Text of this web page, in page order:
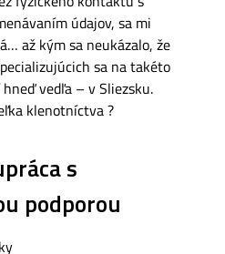
údajov, sa mi
až kým sa neukázalo, že
sa na takéto
vedľa – v Sliezsku.
klenotníctva ?
s
podporou